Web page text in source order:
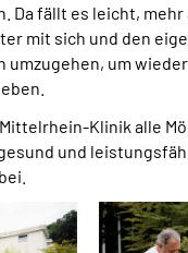
Da fällt es leicht,
mit sich und den
umzugehen, um
Klinik alle
und